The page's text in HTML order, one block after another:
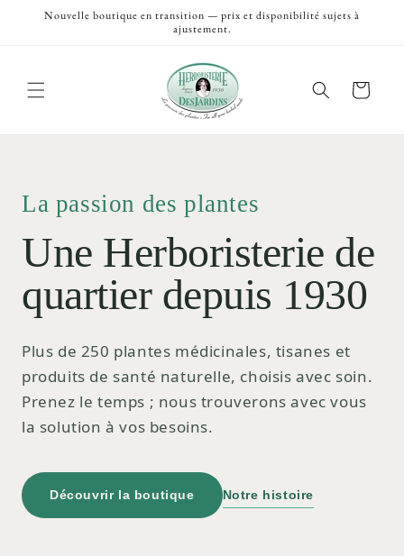
passer
Nouvelle boutique en transition — prix et disponibilité sujets à
ajustement.
Panier
La passion des plantes
Une Herboristerie de
quartier depuis 1930
Plus de 250 plantes médicinales, tisanes et
produits de santé naturelle, choisis avec soin.
Prenez le temps ; nous trouverons avec vous
la solution à vos besoins.
Découvrir la boutique Notre histoire